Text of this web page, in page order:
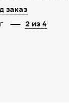
заказ
2 из 4